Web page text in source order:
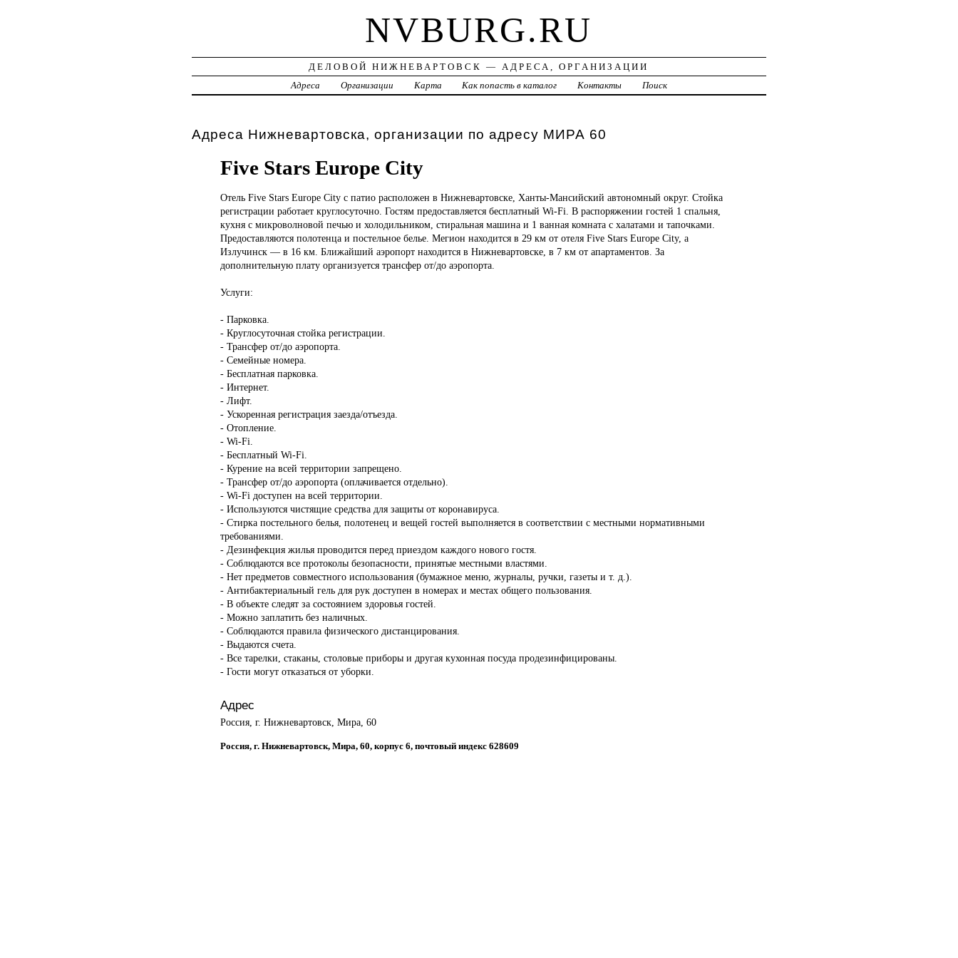
NVBURG.RU
ДЕЛОВОЙ НИЖНЕВАРТОВСК — АДРЕСА, ОРГАНИЗАЦИИ
Адреса
Организации Карта Как попасть в каталог Контакты Поиск
Адреса Нижневартовска, организации по адресу МИРА 60
Five Stars Europe City
Отель Five Stars Europe City с патио расположен в Нижневартовске, Ханты-Мансийский автономный округ. Стойка
регистрации работает круглосуточно. Гостям предоставляется бесплатный Wi-Fi. В распоряжении гостей 1 спальня,
кухня с микроволновой печью и холодильником, стиральная машина и 1 ванная комната с халатами и тапочками.
Предоставляются полотенца и постельное белье. Мегион находится в 29 км от отеля Five Stars Europe City, а
Излучинск — в 16 км. Ближайший аэропорт находится в Нижневартовске, в 7 км от апартаментов. За
дополнительную плату организуется трансфер от/до аэропорта.
Услуги:
- Парковка.
- Круглосуточная стойка регистрации.
- Трансфер от/до аэропорта.
- Семейные номера.
- Бесплатная парковка.
- Интернет.
- Лифт.
- Ускоренная регистрация заезда/отъезда.
- Отопление.
- Wi-Fi.
- Бесплатный Wi-Fi.
- Курение на всей территории запрещено.
- Трансфер от/до аэропорта (оплачивается отдельно).
- Wi-Fi доступен на всей территории.
- Используются чистящие средства для защиты от коронавируса.
- Стирка постельного белья, полотенец и вещей гостей выполняется в соответствии с местными нормативными
требованиями.
- Дезинфекция жилья проводится перед приездом каждого нового гостя.
- Соблюдаются все протоколы безопасности, принятые местными властями.
- Нет предметов совместного использования (бумажное меню, журналы, ручки, газеты и т. д.).
- Антибактериальный гель для рук доступен в номерах и местах общего пользования.
- В объекте следят за состоянием здоровья гостей.
- Можно заплатить без наличных.
- Соблюдаются правила физического дистанцирования.
- Выдаются счета.
- Все тарелки, стаканы, столовые приборы и другая кухонная посуда продезинфицированы.
- Гости могут отказаться от уборки.
Адрес
Россия, г. Нижневартовск, Мира, 60
Россия, г. Нижневартовск, Мира, 60, корпус 6, почтовый индекс 628609